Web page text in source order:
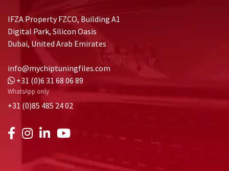
IFZA Property FZCO, Building A1
Digital Park, Silicon Oasis
Dubai, United Arab Emirates
info@mychiptuningfiles.com
+31 (0)6 31 68 06 89
WhatsApp only
+31 (0)85 485 24 02